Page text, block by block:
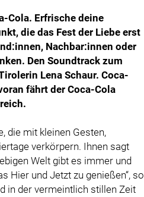
Cola. Erfrische deine
die das Fest der Liebe erst
Nachbar:innen oder
Den Soundtrack zum
Lena Schaur. Coca-
fährt der Coca-Cola
die mit kleinen Gesten,
verkörpern. Ihnen sagt
Welt gibt es immer und
Hier und Jetzt zu genießen“, so
in der vermeintlich stillen Zeit